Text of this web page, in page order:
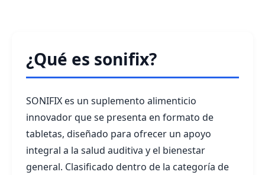
¿Qué es sonifix?
SONIFIX es un suplemento alimenticio
innovador que se presenta en formato de
tabletas, diseñado para ofrecer un apoyo
integral a la salud auditiva y el bienestar
general. Clasificado dentro de la categoría de